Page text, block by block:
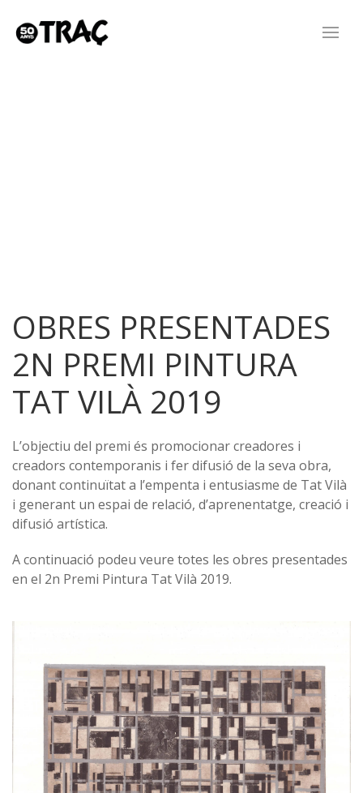
OBRES PRESENTADES
2N PREMI PINTURA
TAT VILÀ 2019
L’objectiu del premi és promocionar creadores i
creadors contemporanis i fer difusió de la seva obra,
donant continuïtat a l’empenta i entusiasme de Tat Vilà
i generant un espai de relació, d’aprenentatge, creació i
difusió artística.
A continuació podeu veure totes les obres presentades
en el 2n Premi Pintura Tat Vilà 2019.